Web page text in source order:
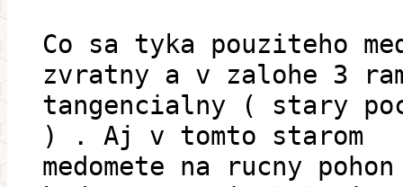
Co sa tyka pouziteho
zvratny a v zalohe 3
tangencialny ( stary
) . Aj v tomto starom
medomete na rucny